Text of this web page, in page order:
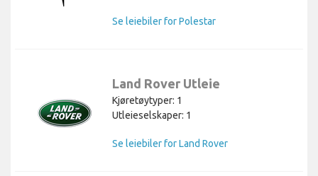
Se leiebiler for Polestar
Land Rover Utleie
Kjøretøytyper: 1
Utleieselskaper: 1
Se leiebiler for Land Rover